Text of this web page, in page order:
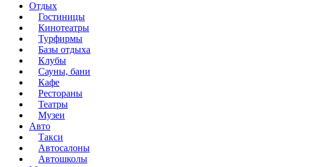
Отдых
Гостиницы
Кинотеатры
Турфирмы
Базы отдыха
Клубы
Сауны, бани
Кафе
Рестораны
Театры
Музеи
Авто
Такси
Автосалоны
Автошколы